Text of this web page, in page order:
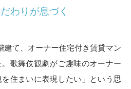
わりが息づく
建て、オーナー住宅付き賃貸マン
歌舞伎観劇がご趣味のオーナー
住まいに表現したい」という思